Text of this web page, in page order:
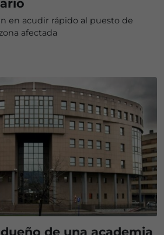
en acudir rápido al puesto de
afectada
de una academia